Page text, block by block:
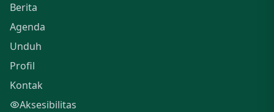
Berita
Agenda
Unduh
Profil
Kontak
Aksesibilitas